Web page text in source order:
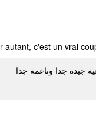
autant, c'est un vrai
جيدة جدا وناعمة جدا